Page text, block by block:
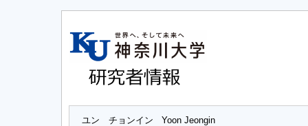
ユン チョンイン Yoon Jeongin